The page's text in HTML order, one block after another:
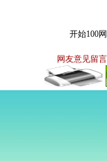
开始100
网友意见留